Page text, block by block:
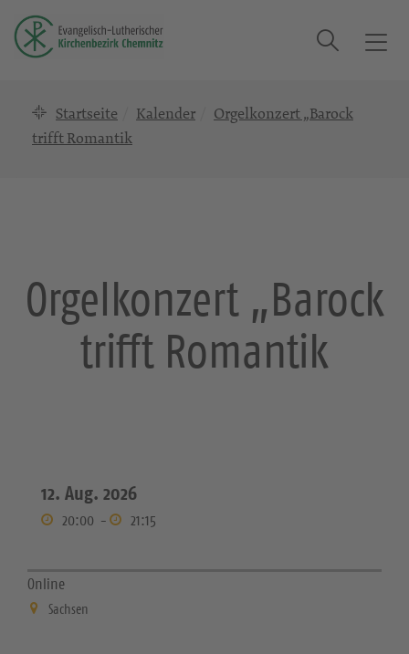
T
a
t
Suche
Startseite Kalender
Orgelkonzert „Barock
trifft Romantik
Orgelkonzert „Barock
trifft Romantik
12. Aug. 2026
20:00 - 21:15
Online
Sachsen